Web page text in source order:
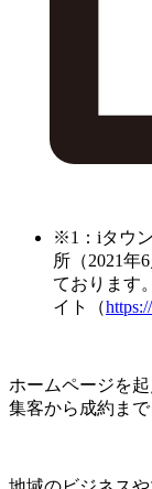
※1：iタウ
所（2021年
ております
イト（
ホームページを起
集客から成約ま